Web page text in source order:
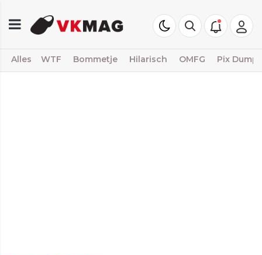
Alles WTF Bommetje Hilarisch OMFG Pix Dump